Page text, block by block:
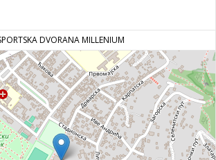
DVORANA MILLENIUM